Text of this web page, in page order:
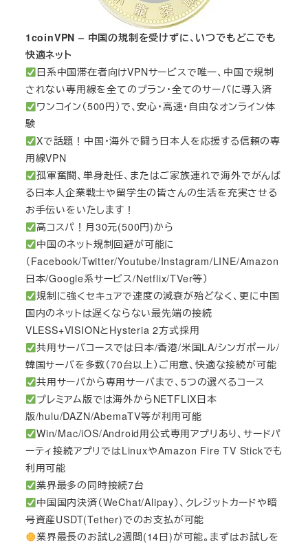
1coinVPN – 中国の規制を受けずに、いつでもどこでも
快適ネット
日系中国滞在者向けVPNサービスで唯一、中国で規制
されない専用線を全てのプラン・全てのサーバに導入済
ワンコイン（500円）で、安心・高速・自由なオンライン体
験
Xで話題！中国・海外で闘う日本人を応援する信頼の専
用線VPN
孤軍奮闘、単身赴任、またはご家族連れで海外でがんば
る日本人企業戦士や留学生の皆さんの生活を充実させる
お手伝いをいたします！
高コスパ！月30元(500円)から
中国のネット規制回避が可能に
（Facebook/Twitter/Youtube/Instagram/LINE/Amazon
日本/Google系サービス/Netflix/TVer等）
規制に強くセキュアで速度の減衰が殆どなく、更に中国
国内のネットは遅くならない最先端の接続
VLESS+VISIONとHysteria 2方式採用
共用サーバコースでは日本/香港/米国LA/シンガポール/
韓国サーバを多数（70台以上）ご用意、快適な接続が可能
共用サーバから専用サーバまで、5つの選べるコース
プレミアム版では海外からNETFLIX日本
版/hulu/DAZN/AbemaTV等が利用可能
Win/Mac/iOS/Android用公式専用アプリあり、サードパ
ーティ接続アプリではLinuxやAmazon Fire TV Stickでも
利用可能
業界最多の同時接続7台
中国国内決済（WeChat/Alipay）、クレジットカードや暗
号資産USDT(Tether)でのお支払が可能
業界最長のお試し2週間(14日)が可能。まずはお試しを